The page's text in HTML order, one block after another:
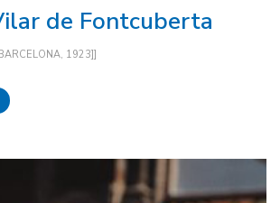
de Fontcuberta
1923]]